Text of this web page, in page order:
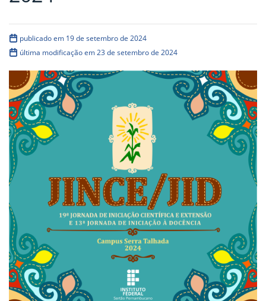
publicado em 19 de setembro de 2024
última modificação em 23 de setembro de 2024